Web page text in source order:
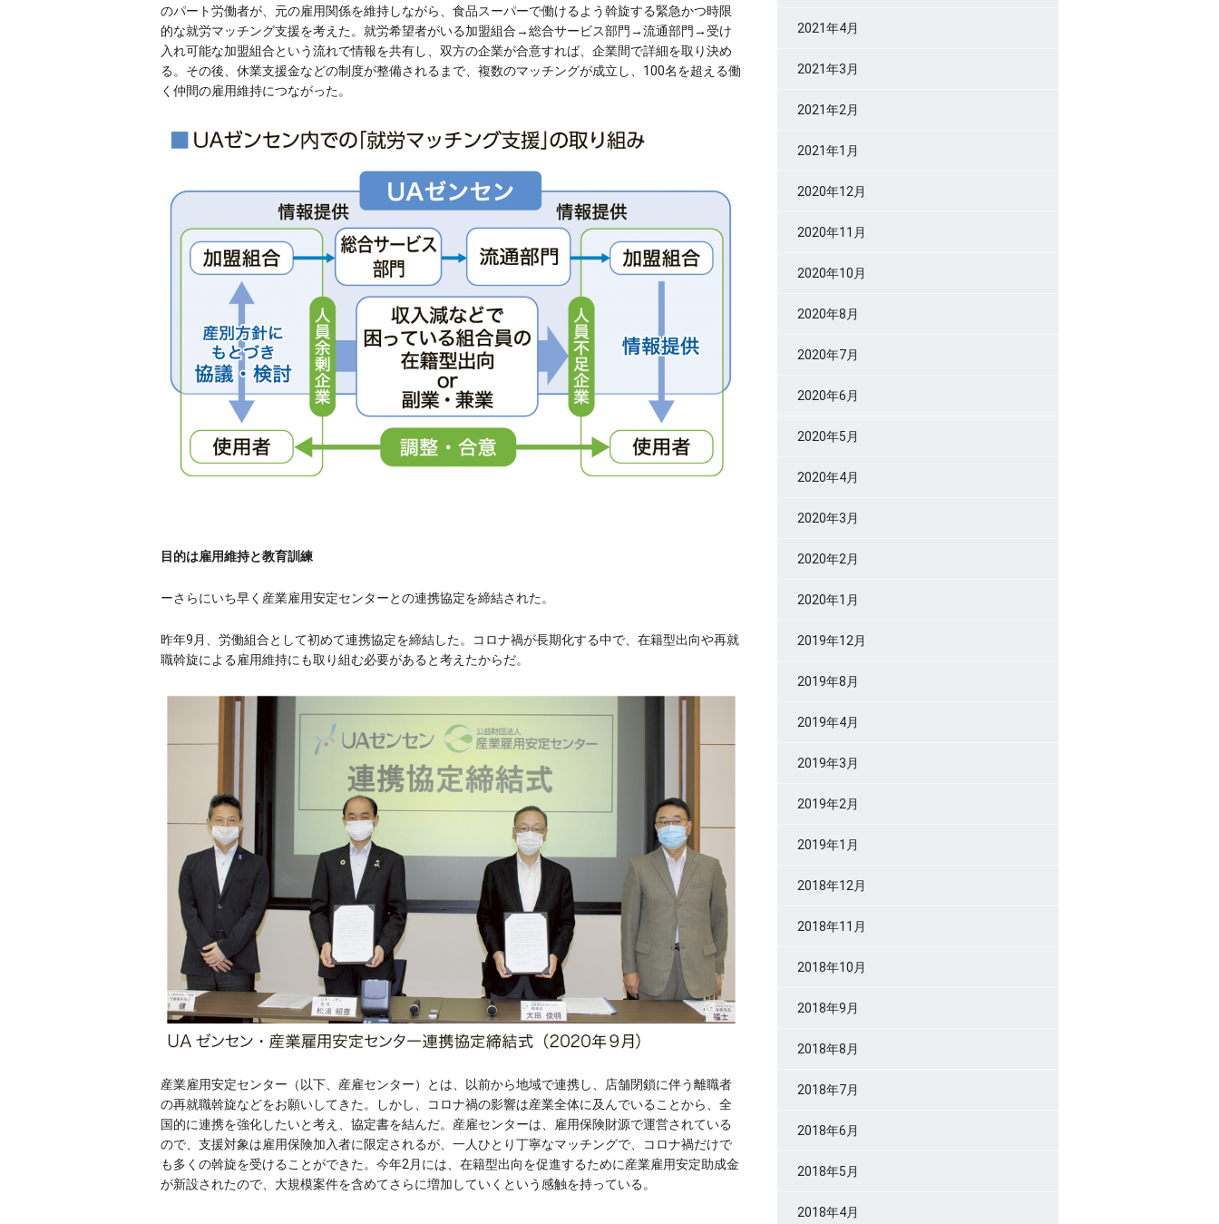
のパート労働者が、元の雇用関係を維持しながら、食品スーパーで働けるよう斡旋する緊急かつ時限
的な就労マッチング支援を考えた。就労希望者がいる加盟組合→総合サービス部門→流通部門→受け
入れ可能な加盟組合という流れで情報を共有し、双方の企業が合意すれば、企業間で詳細を取り決め
る。その後、休業支援金などの制度が整備されるまで、複数のマッチングが成立し、100名を超える働
く仲間の雇用維持につながった。
目的は雇用維持と教育訓練
ーさらにいち早く産業雇用安定センターとの連携協定を締結された。
昨年9月、労働組合として初めて連携協定を締結した。コロナ禍が長期化する中で、在籍型出向や再就
職斡旋による雇用維持にも取り組む必要があると考えたからだ。
産業雇用安定センター（以下、産雇センター）とは、以前から地域で連携し、店舗閉鎖に伴う離職者
の再就職斡旋などをお願いしてきた。しかし、コロナ禍の影響は産業全体に及んでいることから、全
国的に連携を強化したいと考え、協定書を結んだ。産雇センターは、雇用保険財源で運営されている
ので、支援対象は雇用保険加入者に限定されるが、一人ひとり丁寧なマッチングで、コロナ禍だけで
も多くの斡旋を受けることができた。今年2月には、在籍型出向を促進するために産業雇用安定助成金
が新設されたので、大規模案件を含めてさらに増加していくという感触を持っている。
2021年4月
2021年3月
2021年2月
2021年1月
2020年12月
2020年11月
2020年10月
2020年8月
2020年7月
2020年6月
2020年5月
2020年4月
2020年3月
2020年2月
2020年1月
2019年12月
2019年8月
2019年4月
2019年3月
2019年2月
2019年1月
2018年12月
2018年11月
2018年10月
2018年9月
2018年8月
2018年7月
2018年6月
2018年5月
2018年4月